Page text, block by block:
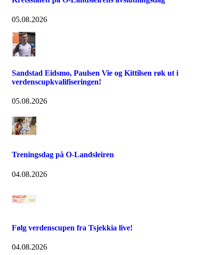
05.08.2026
Sandstad Eidsmo, Paulsen Vie og Kittilsen røk ut i
verdenscupkvalifiseringen!
05.08.2026
Treningsdag på O-Landsleiren
04.08.2026
Følg verdenscupen fra Tsjekkia live!
04.08.2026